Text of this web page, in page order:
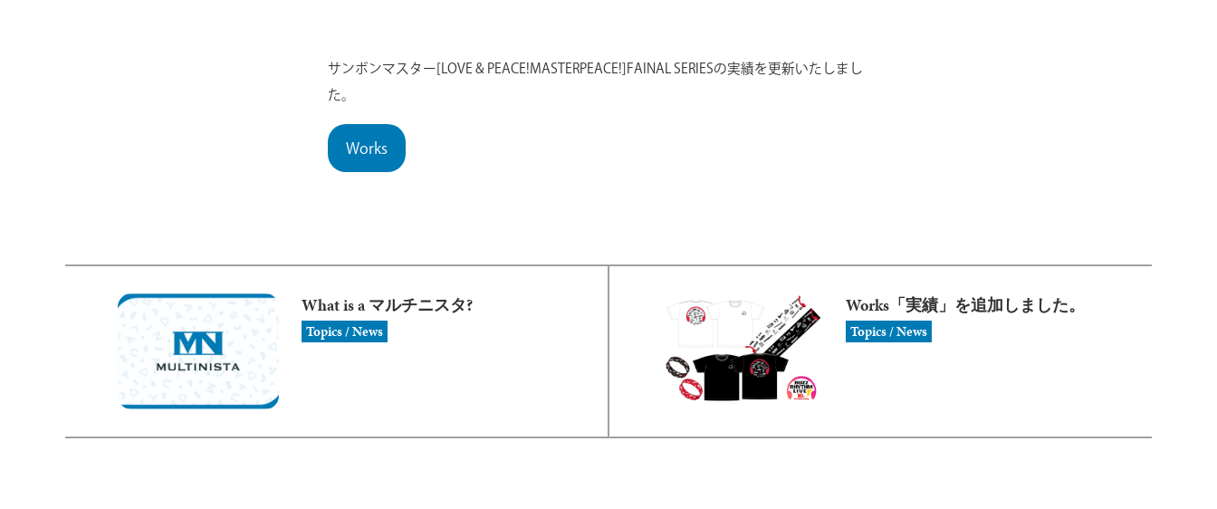
サンボンマスター[LOVE & PEACE!MASTERPEACE!]FAINAL SERIESの実績を更新いたしまし
た。
Works
What is a マルチニスタ?
Topics / News
Works「実績」を追加しました。
Topics / News